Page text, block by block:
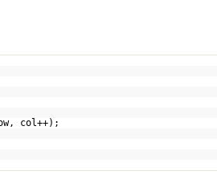
col++);